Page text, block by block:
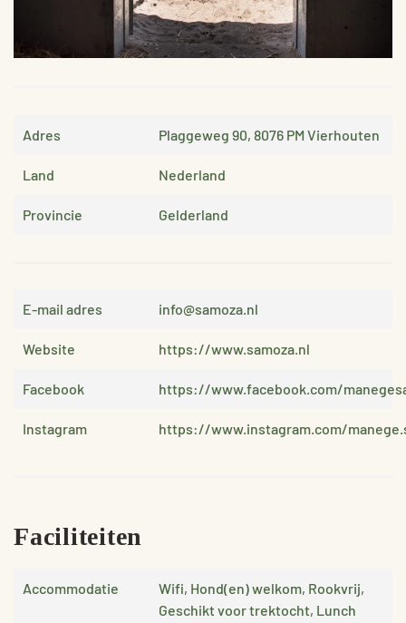
Adres Plaggeweg 90, 8076 PM Vierhouten
Land Nederland
Provincie Gelderland
E-mail adres info@samoza.nl
Website https://www.samoza.nl
Facebook https://www.facebook.com/
Instagram https://www.instagram.com/
Faciliteiten
Accommodatie
Wifi, Hond(en) welkom, Rookvrij,
Geschikt voor trektocht, Lunch